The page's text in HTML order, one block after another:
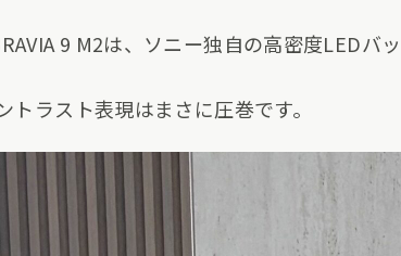
9 M2は、ソニー独自の高密度LEDバ
トラスト表現はまさに圧巻です。